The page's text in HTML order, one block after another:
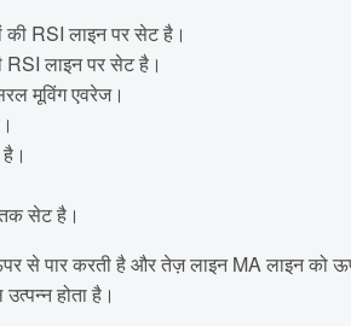
की RSI लाइन पर सेट है।
RSI लाइन पर सेट है।
मूविंग एवरेज।
सेट है।
से पार करती है और तेज़ लाइन MA लाइन को
होता है।